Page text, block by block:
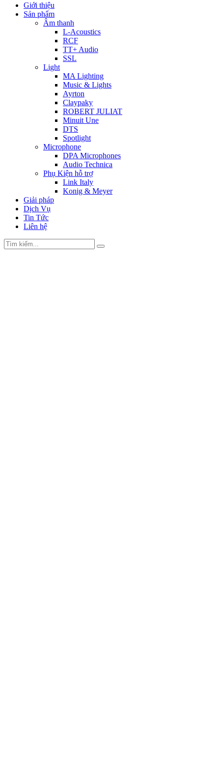
Giới thiệu
Sản phẩm
Âm thanh
L-Acoustics
RCF
TT+ Audio
SSL
Light
MA Lighting
Music & Lights
Ayrton
Claypaky
ROBERT JULIAT
Minuit Une
DTS
Spotlight
Microphone
DPA Microphones
Audio Technica
Phụ Kiện hỗ trợ
Link Italy
Konig & Meyer
Giải pháp
Dịch Vụ
Tin Tức
Liên hệ